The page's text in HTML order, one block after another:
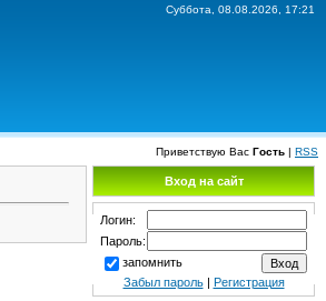
Суббота, 08.08.2026, 17:21
Приветствую Вас Гость | RSS
Вход на сайт
Логин:
Пароль:
запомнить
Забыл пароль| Регистрация